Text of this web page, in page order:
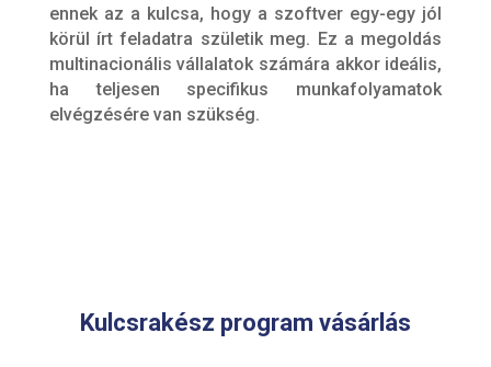
ennek az a kulcsa, hogy a szoftver egy-egy jól
körül írt feladatra születik meg. Ez a megoldás
multinacionális vállalatok számára akkor ideális,
ha teljesen specifikus munkafolyamatok
elvégzésére van szükség.
Kulcsrakész program vásárlás